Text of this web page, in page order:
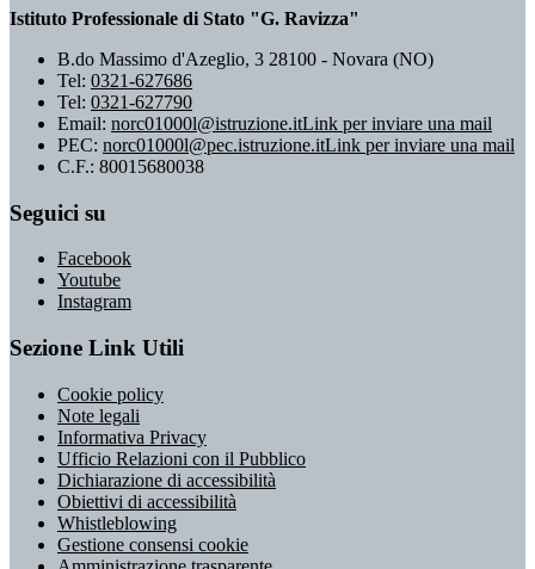
Istituto Professionale di Stato "G. Ravizza"
B.do Massimo d'Azeglio, 3 28100 - Novara (NO)
Tel: 0321-627686
Tel: 0321-627790
Email: norc01000l@istruzione.itLink per inviare una mail
PEC: norc01000l@pec.istruzione.itLink per inviare una mail
C.F.: 80015680038
Seguici su
Facebook
Youtube
Instagram
Sezione Link Utili
Cookie policy
Note legali
Informativa Privacy
Ufficio Relazioni con il Pubblico
Dichiarazione di accessibilità
Obiettivi di accessibilità
Whistleblowing
Gestione consensi cookie